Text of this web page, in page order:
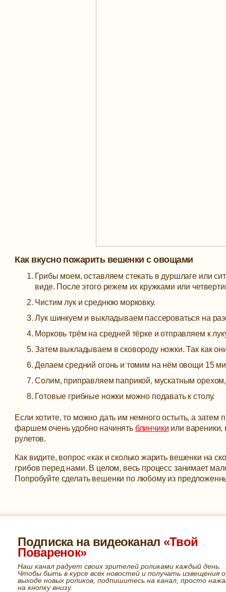
Как вкусно пожарить вешенки с овощами
Грибы моем, оставляем стекать в дуршлаге или
виде. После этого режем их кружками или
Чистим лук и среднюю морковку.
Лук шинкуем и выкладываем пассероваться на
Морковь трём на средней тёрке и отправляем к
Затем выкладываем в сковороду ножки. Так как
Делаем средний огонь и томим на нём овощи 15
Солим, приправляем паприкой, мускатным
Готовые грибные ножки можно подавать к столу.
Если хотите, то можно дать им немного остыть, а затем
фаршем очень удобно начинять блинчики или вареники,
рулетов.
Как видите, вопрос «как и сколько жарить вешенки на
грибов перед нами. В целом, весь процесс занимает
Попробуйте сделать вешенки по любому из
Подписка на видеоканал «Твой
Поваренок»
Наш канал радует своих зрителей роликами каждый день.
Чтобы быть в курсе всех новостей и получать извещения о
выходе новых роликов, подпишитесь на канал, просто
на кнопку внизу.